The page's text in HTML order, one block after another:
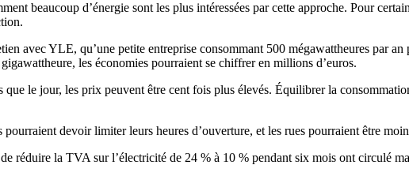
beaucoup d’énergie sont les plus intéressées par cette approche. Pour
avec YLE, qu’une petite entreprise consommant 500 mégawattheures par an
les économies pourraient se chiffrer en millions d’euros.
le jour, les prix peuvent être cent fois plus élevés. Équilibrer la
devoir limiter leurs heures d’ouverture, et les rues pourraient être
réduire la TVA sur l’électricité de 24 % à 10 % pendant six mois ont circulé